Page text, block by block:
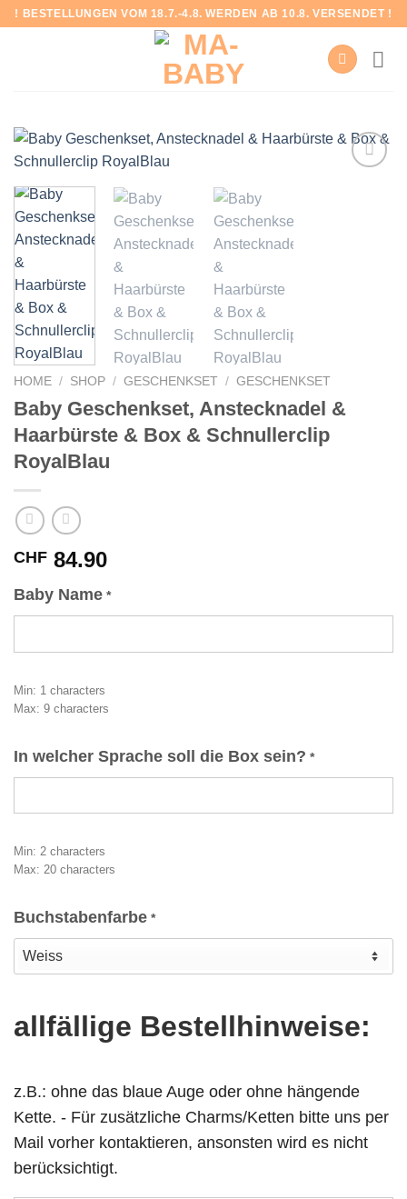
Skip! BESTELLUNGEN VOM 18.7.-4.8. WERDEN AB 10.8. VERSENDET !
HOME / SHOP / GESCHENKSET / GESCHENKSET
Baby Geschenkset, Anstecknadel &
Haarbürste & Box & Schnullerclip
RoyalBlau
CHF 84.90
Baby Name *
Min: 1 characters
Max: 9 characters
In welcher Sprache soll die Box sein? *
Min: 2 characters
Max: 20 characters
Buchstabenfarbe *
allfällige Bestellhinweise:
z.B.: ohne das blaue Auge oder ohne hängende
Kette. - Für zusätzliche Charms/Ketten bitte uns per
Mail vorher kontaktieren, ansonsten wird es nicht
berücksichtigt.